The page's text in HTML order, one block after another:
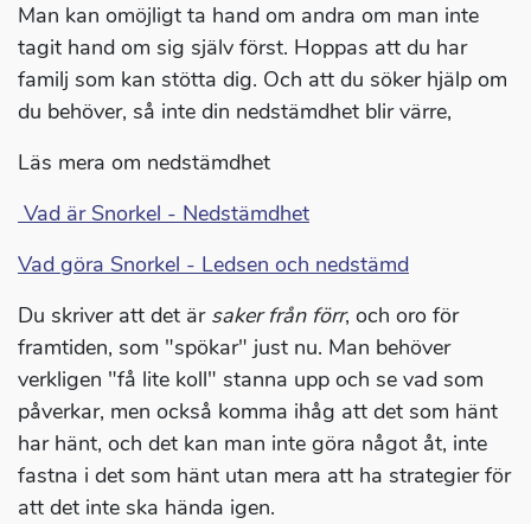
Man kan omöjligt ta hand om andra om man inte
tagit hand om sig själv först. Hoppas att du har
familj som kan stötta dig. Och att du söker hjälp om
du behöver, så inte din nedstämdhet blir värre,
Läs mera om nedstämdhet
Vad är Snorkel - Nedstämdhet
Vad göra Snorkel - Ledsen och nedstämd
Du skriver att det är saker från förr, och oro för
framtiden, som "spökar" just nu. Man behöver
verkligen "få lite koll" stanna upp och se vad som
påverkar, men också komma ihåg att det som hänt
har hänt, och det kan man inte göra något åt, inte
fastna i det som hänt utan mera att ha strategier för
att det inte ska hända igen.